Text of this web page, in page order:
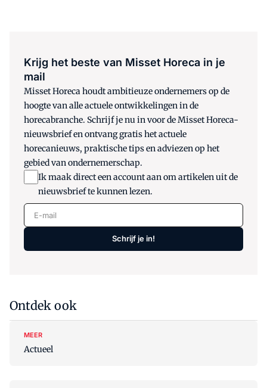
Krijg het beste van Misset Horeca in je
mail
Misset Horeca houdt ambitieuze ondernemers op de
hoogte van alle actuele ontwikkelingen in de
horecabranche. Schrijf je nu in voor de Misset Horeca-
nieuwsbrief en ontvang gratis het actuele
horecanieuws, praktische tips en adviezen op het
gebied van ondernemerschap.
Ik maak direct een account aan om artikelen uit de
nieuwsbrief te kunnen lezen.
E-mail
Schrijf je in!
Ontdek ook
MEER
Actueel